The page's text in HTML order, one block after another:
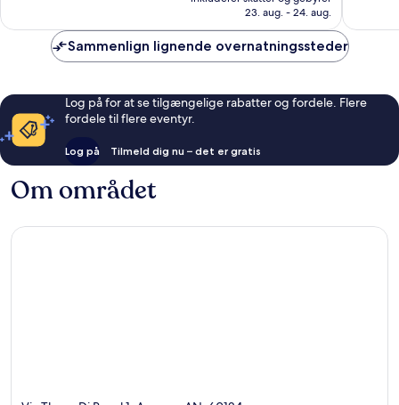
anmeldelser
797 kr.
23. aug. - 24. aug.
Sammenlign lignende overnatningssteder
Log på for at se tilgængelige rabatter og fordele. Flere
fordele til flere eventyr.
Log på Tilmeld dig nu – det er gratis
Om området